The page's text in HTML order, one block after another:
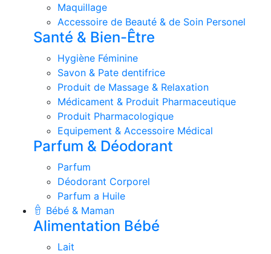
Maquillage
Accessoire de Beauté & de Soin Personel
Santé & Bien-Être
Hygiène Féminine
Savon & Pate dentifrice
Produit de Massage & Relaxation
Médicament & Produit Pharmaceutique
Produit Pharmacologique
Equipement & Accessoire Médical
Parfum & Déodorant
Parfum
Déodorant Corporel
Parfum a Huile
Bébé & Maman
Alimentation Bébé
Lait